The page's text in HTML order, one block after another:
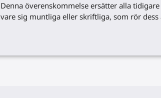
Denna överenskommelse ersätter alla
vare sig muntliga eller skriftliga, som rör